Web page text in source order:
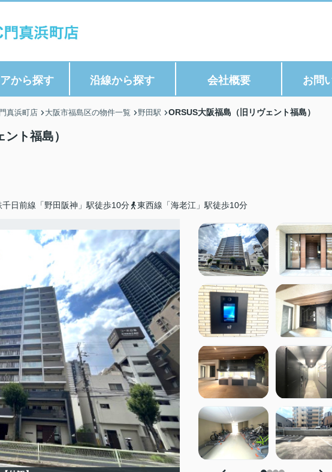
から探す 沿線から探す 会社概要 お問
真浜町店 大阪市福島区の物件一覧 野田駅 ORSUS大阪福島（旧リヴェント福島）
ト福島）
千日前線「野田阪神」駅徒歩10分 東西線「海老江」駅徒歩10分